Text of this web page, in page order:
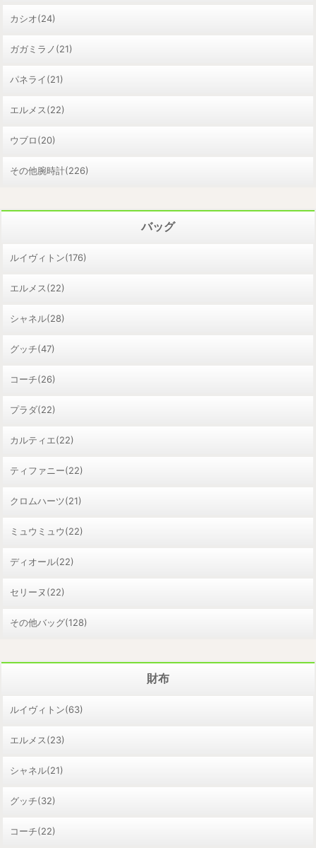
カシオ(24)
ガガミラノ(21)
パネライ(21)
エルメス(22)
ウブロ(20)
その他腕時計(226)
バッグ
ルイヴィトン(176)
エルメス(22)
シャネル(28)
グッチ(47)
コーチ(26)
プラダ(22)
カルティエ(22)
ティファニー(22)
クロムハーツ(21)
ミュウミュウ(22)
ディオール(22)
セリーヌ(22)
その他バッグ(128)
財布
ルイヴィトン(63)
エルメス(23)
シャネル(21)
グッチ(32)
コーチ(22)